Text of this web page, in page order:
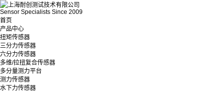
Sensor Specialists Since 2009
首页
产品中心
扭矩传感器
三分力传感器
六分力传感器
多维/拉扭复合传感器
多分量测力平台
测力传感器
水下力传感器